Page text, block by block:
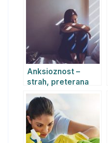
Anksioznost –
strah, preterana
briga i
uznemirenost